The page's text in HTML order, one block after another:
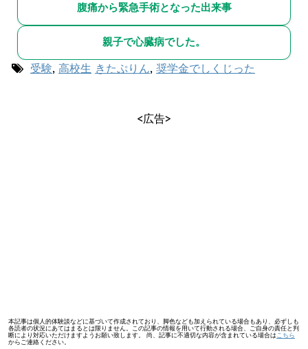
腹痛から緊急手術となった出来事
親子で心臓病でした。
受験, 高校生 きたぷりん, 奨学金でしくじった
<広告>
本記事は個人的体験談などに基づいて作成されており、脚色なども加えられている場合もあり、必ずしも
各読者の状況にあてはまるとは限りません。この記事の情報を用いて行動される場合、ご自身の責任と判
断により対応いただけますようお願い致します。 尚、記事に不適切な内容が含まれている場合は こちら
からご連絡ください。